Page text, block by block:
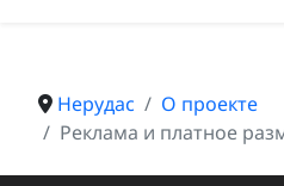
Нерудас
О проекте
Реклама и платное